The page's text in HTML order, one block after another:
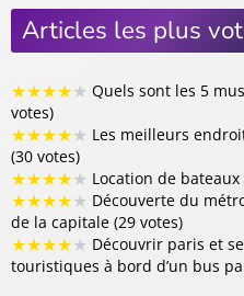
Articles les plus
★★★★★ Quels sont les 5
votes)
★★★★★ Les meilleurs
(30 votes)
★★★★★ Location de
★★★★★ Découverte du
de la capitale (29 votes)
★★★★★ Découvrir paris et
touristiques à bord d’un bus